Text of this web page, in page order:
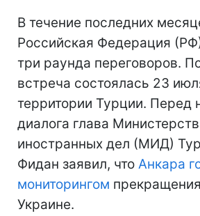
В течение последних
Российская Федерация
три раунда переговоров.
встреча состоялась 23
территории Турции. Перед
диалога глава
иностранных дел (МИД)
Фидан заявил, что Анкара
мониторингом
Украине.